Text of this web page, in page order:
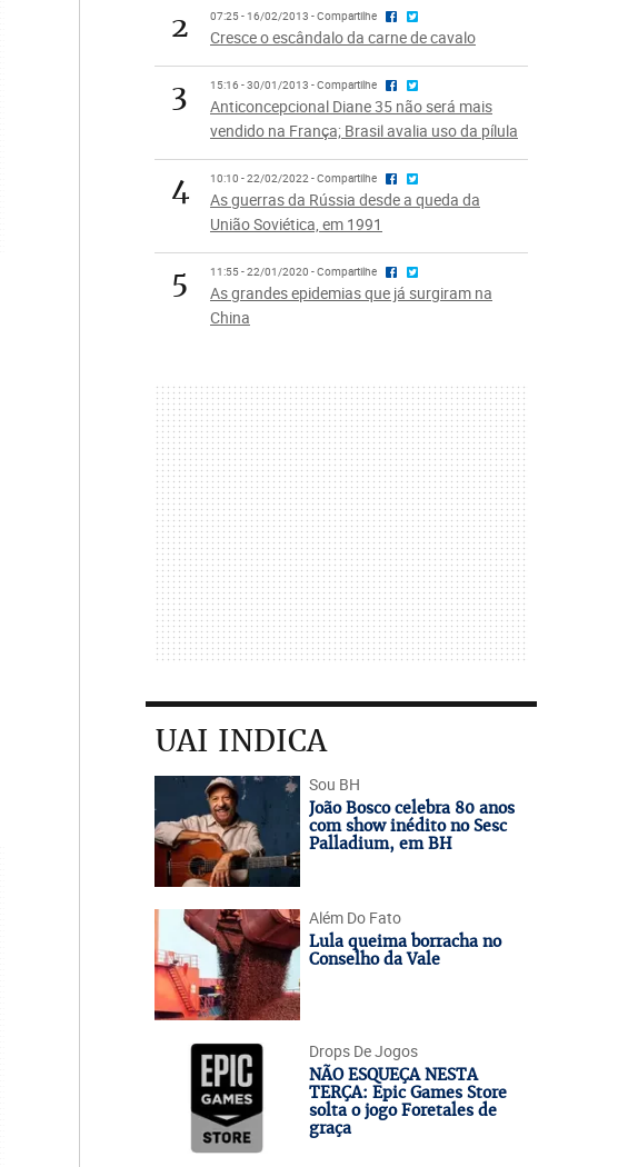
2 07:25 - 16/02/2013 - Compartilhe
Cresce o escândalo da carne de cavalo
3 15:16 - 30/01/2013 - Compartilhe
Anticoncepcional Diane 35 não será mais
vendido na França; Brasil avalia uso da pílula
4 10:10 - 22/02/2022 - Compartilhe
As guerras da Rússia desde a queda da
União Soviética, em 1991
5 11:55 - 22/01/2020 - Compartilhe
As grandes epidemias que já surgiram na
China
UAI INDICA
Sou BH
João Bosco celebra 80 anos
com show inédito no Sesc
Palladium, em BH
Além Do Fato
Lula queima borracha no
Conselho da Vale
Drops De Jogos
NÃO ESQUEÇA NESTA
TERÇA: Epic Games Store
solta o jogo Foretales de
graça